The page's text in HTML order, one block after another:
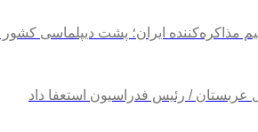
ایران؛ پشت دیپلماسی کشور
عربستان / رئیس فدراسیون استعفا داد